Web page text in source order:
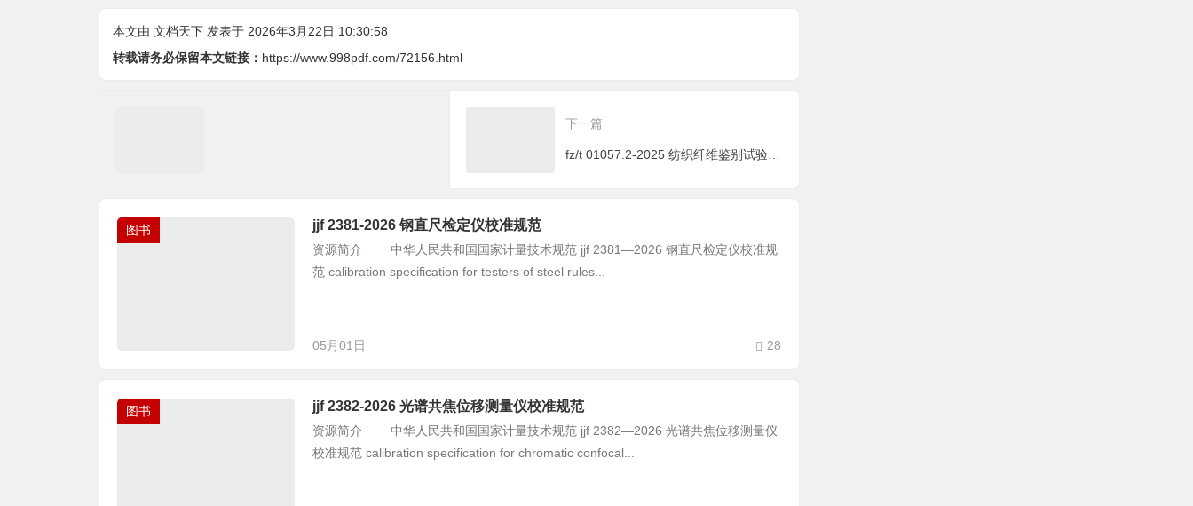
本文由 文档天下 发表于 2026年3月22日 10:30:58
转载请务必保留本文链接： https://www.998pdf.com/72156.html
下一篇
fz/t 01057.2-2025 纺织纤维鉴别试验方法 第2部分：燃烧法
图书 jjf 2381-2026 钢直尺检定仪校准规范
资源简介 中华人民共和国国家计量技术规范 jjf 2381—2026 钢直尺检定仪校准规
范 calibration specification for testers of steel rules...
05月01日 28
图书 jjf 2382-2026 光谱共焦位移测量仪校准规范
资源简介 中华人民共和国国家计量技术规范 jjf 2382—2026 光谱共焦位移测量仪
校准规范 calibration specification for chromatic confocal...